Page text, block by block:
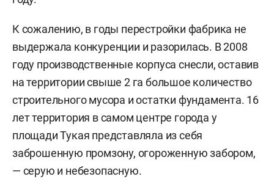
К сожалению, в годы перестройки фабрика не
выдержала конкуренции и разорилась. В 2008
году производственные корпуса снесли, оставив
на территории свыше 2 га большое количество
строительного мусора и остатки фундамента. 16
лет территория в самом центре города у
площади Тукая представляла из себя
заброшенную промзону, огороженную забором,
— серую и небезопасную.